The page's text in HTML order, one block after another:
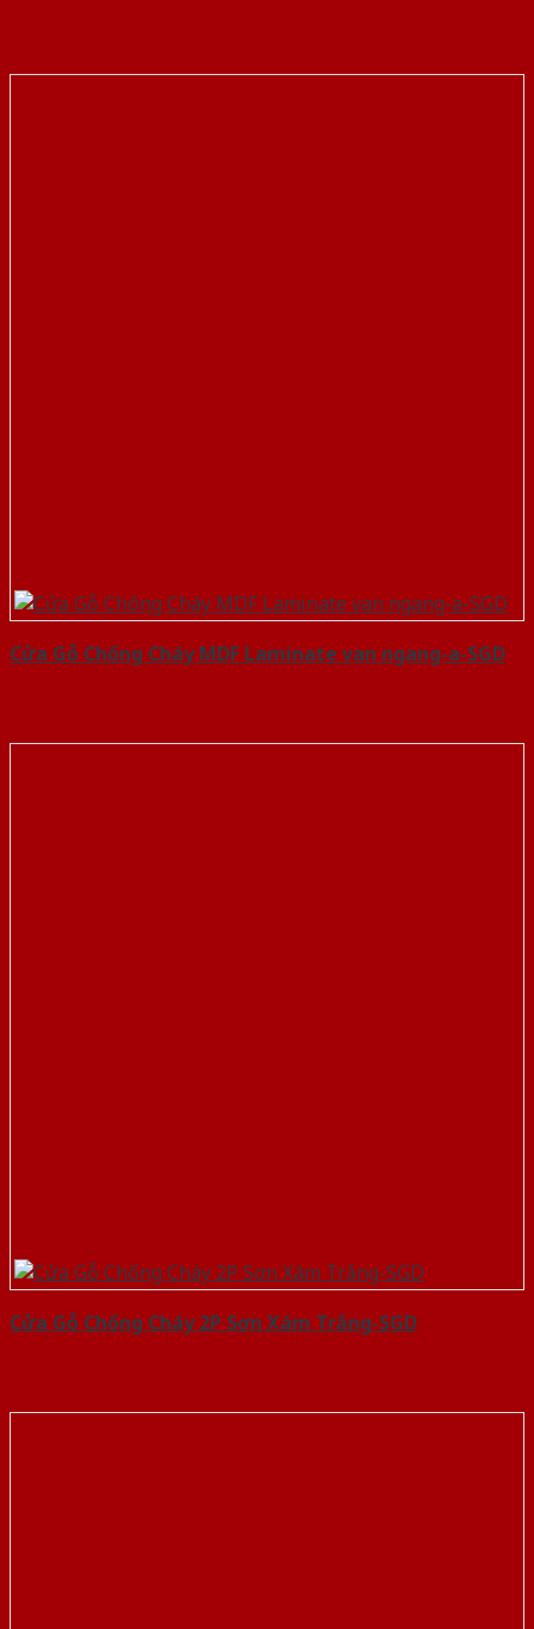
Cửa Gỗ Chống Cháy MDF Laminate van ngang-a-SGD
Cửa Gỗ Chống Cháy 2P Sơn Xám Trắng-SGD